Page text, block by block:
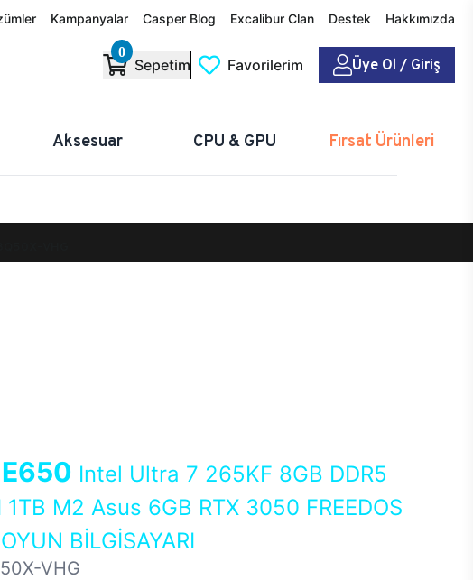
Kampanyalar Casper Blog Excalibur Clan Destek Hakkımızda
0
Sepetim Favorilerim Üye Ol / Giriş
Aksesuar CPU & GPU Fırsat Ürünleri
Intel Ultra 7 265KF 8GB DDR5
1TB M2 Asus 6GB RTX 3050 FREEDOS
BİLGİSAYARI
VHG